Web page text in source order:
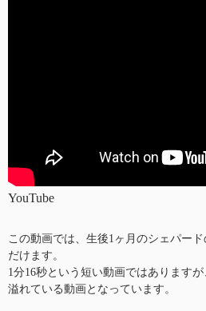
YouTube
この動画では、生後1ヶ月のシェパー
だけます。
1分16秒という短い動画ではあります
溢れている動画となっています。